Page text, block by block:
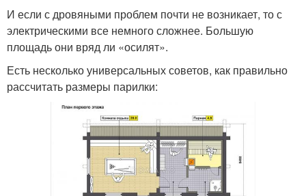
И если с дровяными проблем почти не возникает, то с
электрическими все немного сложнее. Большую
площадь они вряд ли «осилят».
Есть несколько универсальных советов, как правильно
рассчитать размеры парилки: